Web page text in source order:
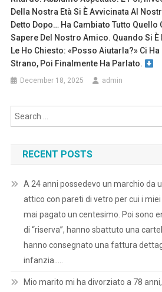
Della Nostra Età Si È Avvicinata Al
Detto Dopo… Ha Cambiato Tutto Quello
Sapere Del Nostro Amico. Quando Si È
Le Ho Chiesto: «Posso Aiutarla?» Ci
Strano, Poi Finalmente Ha Parlato.
December 18, 2025 admin
RECENT POSTS
A 24 anni possedevo un marchio da
attico con pareti di vetro per cui i
mai pagato un centesimo. Poi sono
di “riserva”, hanno sbattuto una
hanno consegnato una fattura
infanzia…..
Mio marito mi ha divorziato a 78